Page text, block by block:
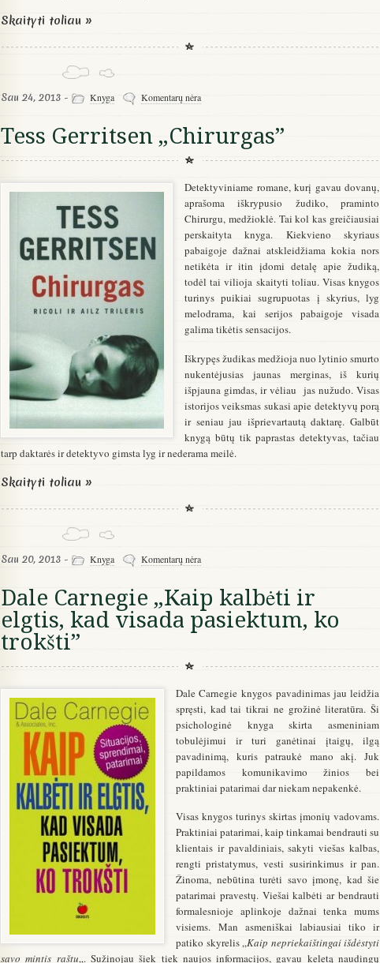
Skaityti toliau »
Sau 24, 2013 - Knyga Komentarų nėra
Tess Gerritsen „Chirurgas”
Detektyviniame romane, kurį gavau dovanų,
aprašoma iškrypusio žudiko, praminto
Chirurgu, medžioklė. Tai kol kas greičiausiai
perskaityta knyga. Kiekvieno skyriaus
pabaigoje dažnai atskleidžiama kokia nors
netikėta ir itin įdomi detalę apie žudiką,
todėl tai vilioja skaityti toliau. Visas knygos
turinys puikiai sugrupuotas į skyrius, lyg
melodrama, kai serijos pabaigoje visada
galima tikėtis sensacijos.
Iškrypęs žudikas medžioja nuo lytinio smurto
nukentėjusias jaunas merginas, iš kurių
išpjauna gimdas, ir vėliau jas nužudo. Visas
istorijos veiksmas sukasi apie detektyvų porą
ir seniau jau išprievartautą daktarę. Galbūt
knygą būtų tik paprastas detektyvas, tačiau
tarp daktarės ir detektyvo gimsta lyg ir nederama meilė.
Skaityti toliau »
Sau 20, 2013 - Knyga Komentarų nėra
Dale Carnegie „Kaip kalbėti ir
elgtis, kad visada pasiektum, ko
trokšti”
Dale Carnegie knygos pavadinimas jau leidžia
spręsti, kad tai tikrai ne grožinė literatūra. Ši
psichologinė knyga skirta asmeniniam
tobulėjimui ir turi ganėtinai įtaigų, ilgą
pavadinimą, kuris patraukė mano akį. Juk
papildamos komunikavimo žinios bei
praktiniai patarimai dar niekam nepakenkė.
Visas knygos turinys skirtas įmonių vadovams.
Praktiniai patarimai, kaip tinkamai bendrauti su
klientais ir pavaldiniais, sakyti viešas kalbas,
rengti pristatymus, vesti susirinkimus ir pan.
Žinoma, nebūtina turėti savo įmonę, kad šie
patarimai pravestų. Viešai kalbėti ar bendrauti
formalesnioje aplinkoje dažnai tenka mums
visiems. Man asmeniškai labiausiai tiko ir
patiko skyrelis „Kaip nepriekaištingai išdėstyti
savo mintis raštu„. Sužinojau šiek tiek naujos informacijos, gavau keletą naudingų